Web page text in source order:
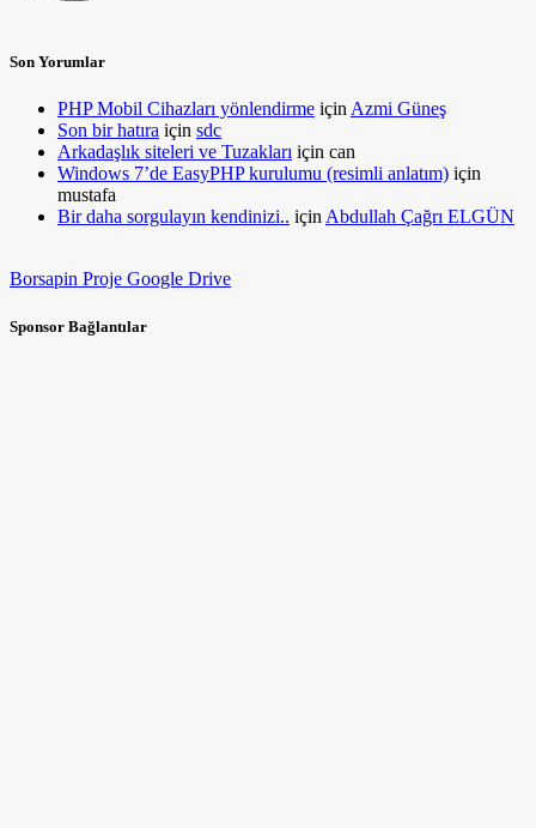
Son Yorumlar
PHP Mobil Cihazları yönlendirme içinAzmi Güneş
Son bir hatıra için sdc
Arkadaşlık siteleri ve Tuzakları için can
Windows 7’de EasyPHP kurulumu (resimli anlatım) için
mustafa
Bir daha sorgulayın kendinizi.. içinAbdullah Çağrı ELGÜN
Borsapin Proje Google Drive
Sponsor Bağlantılar